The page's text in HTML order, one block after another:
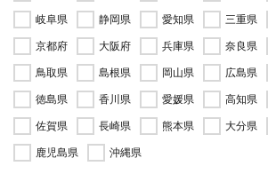
岐阜県
静岡県 愛知県 三重県
京都府
大阪府 兵庫県 奈良県
鳥取県
島根県 岡山県 広島県
徳島県
香川県 愛媛県 高知県
佐賀県
長崎県 熊本県 大分県
鹿児島県
沖縄県